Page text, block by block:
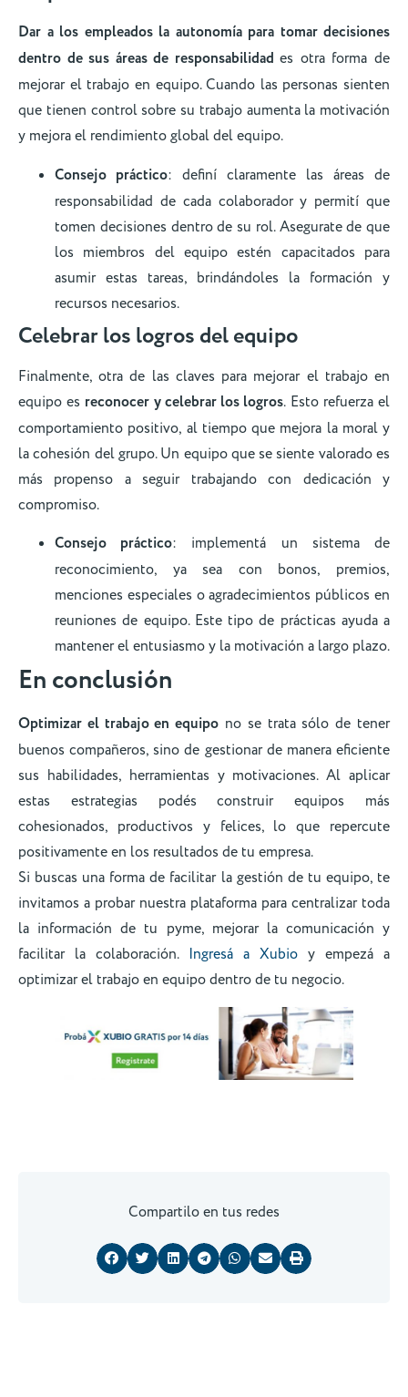
Dar a los empleados la autonomía para tomar decisiones
dentro de sus áreas de responsabilidades otra forma de
mejorar el trabajo en equipo. Cuando las personas sienten
que tienen control sobre su trabajo aumenta la motivación
y mejora el rendimiento global del equipo.
Consejo práctico: definí claramente las áreas de
responsabilidad de cada colaborador y permití que
tomen decisiones dentro de su rol. Asegurate de que
los miembros del equipo estén capacitados para
asumir estas tareas, brindándoles la formación y
recursos necesarios.
Celebrar los logros del equipo
Finalmente, otra de las claves para mejorar el trabajo en
equipo es reconocer y celebrar los logros. Esto refuerza el
comportamiento positivo, al tiempo que mejora la moral y
la cohesión del grupo. Un equipo que se siente valorado es
más propenso a seguir trabajando con dedicación y
compromiso.
Consejo práctico: implementá un sistema de
reconocimiento, ya sea con bonos, premios,
menciones especiales o agradecimientos públicos en
reuniones de equipo. Este tipo de prácticas ayuda a
mantener el entusiasmo y la motivación a largo plazo.
En conclusión
Optimizar el trabajo en equipo no se trata sólo de tener
buenos compañeros, sino de gestionar de manera eficiente
sus habilidades, herramientas y motivaciones. Al aplicar
estas estrategias podés construir equipos más
cohesionados, productivos y felices, lo que repercute
positivamente en los resultados de tu empresa.
Si buscas una forma de facilitar la gestión de tu equipo, te
invitamos a probar nuestra plataforma para centralizar toda
la información de tu pyme, mejorar la comunicación y
facilitar la colaboración. Ingresá a Xubio y empezá a
optimizar el trabajo en equipo dentro de tu negocio.
Compartilo en tus redes